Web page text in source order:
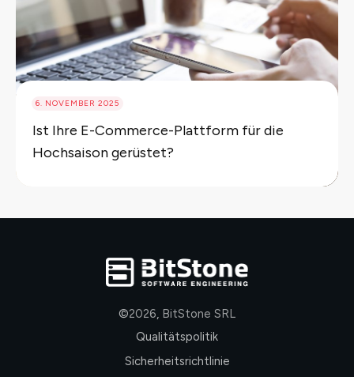
6. NOVEMBER 2025
Ist Ihre E-Commerce-Plattform für die
Hochsaison gerüstet?
©2026, BitStone SRL
Qualitätspolitik
Sicherheitsrichtlinie